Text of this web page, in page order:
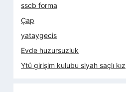
sscb forma
Çap
yataygecis
Evde huzursuzluk
Ytü girişim kulubu siyah saçlı kız